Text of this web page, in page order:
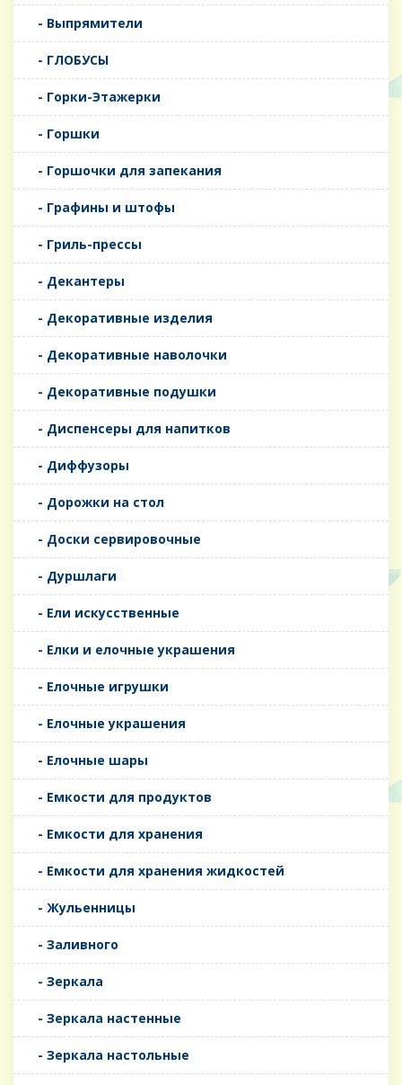
- Выпрямители
- ГЛОБУСЫ
- Горки-Этажерки
- Горшки
- Горшочки для запекания
- Графины и штофы
- Гриль-прессы
- Декантеры
- Декоративные изделия
- Декоративные наволочки
- Декоративные подушки
- Диспенсеры для напитков
- Диффузоры
- Дорожки на стол
- Доски сервировочные
- Дуршлаги
- Ели искусственные
- Елки и елочные украшения
- Елочные игрушки
- Елочные украшения
- Елочные шары
- Емкости для продуктов
- Емкости для хранения
- Емкости для хранения жидкостей
- Жульенницы
- Заливного
- Зеркала
- Зеркала настенные
- Зеркала настольные